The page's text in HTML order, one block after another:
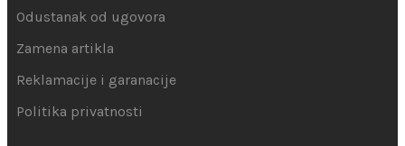
Odustanak od ugovora
Zamena artikla
Reklamacije i garanacije
Politika privatnosti